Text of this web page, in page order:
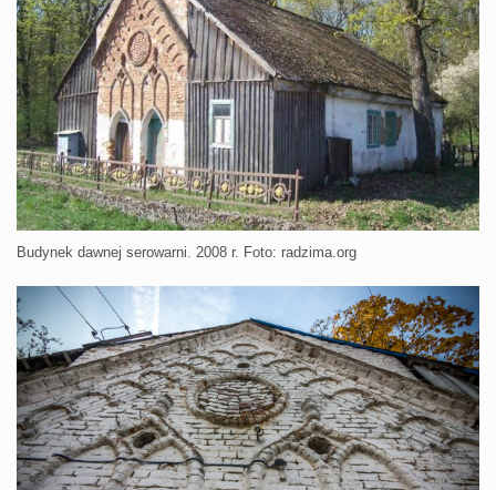
Budynek dawnej serowarni. 2008 r. Foto: radzima.org